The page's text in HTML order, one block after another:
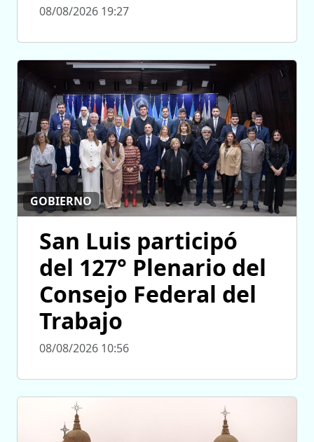
08/08/2026 19:27
GOBIERNO
San Luis participó
del 127° Plenario del
Consejo Federal del
Trabajo
08/08/2026 10:56